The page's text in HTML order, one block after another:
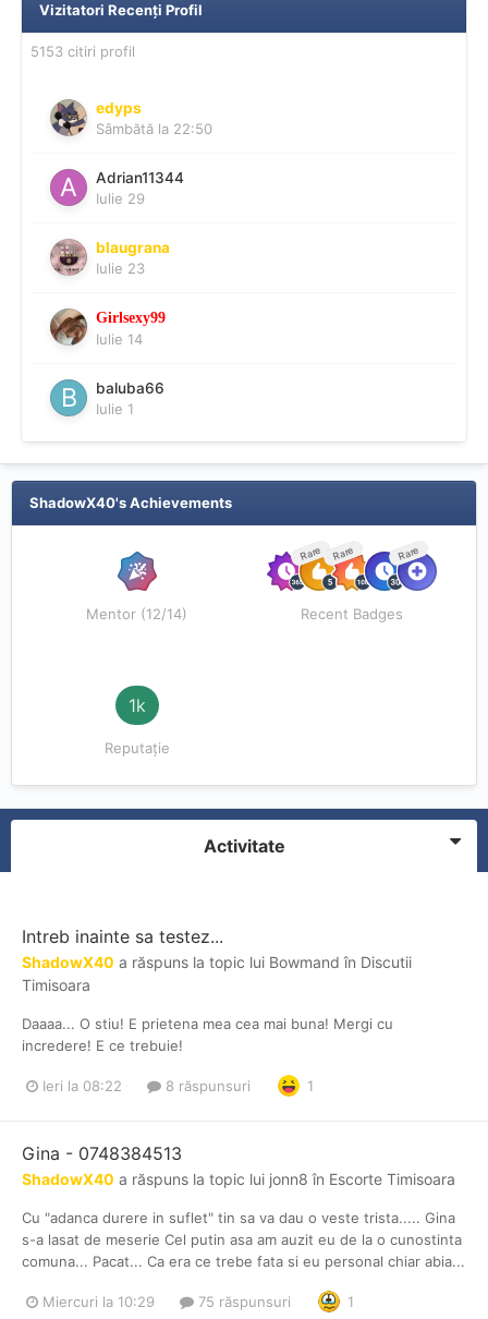
Vizitatori Recenți Profil
5153 citiri profil
edyps
Sâmbătă la 22:50
Adrian11344
Iulie 29
blaugrana
Iulie 23
Girlsexy99
Iulie 14
baluba66
Iulie 1
ShadowX40's Achievements
Mentor (12/14)
Rare Rare Rare
Recent Badges
1k
Reputație
Activitate
Intreb inainte sa testez...
ShadowX40 a răspuns la topic lui Bowmand în Discutii
Timisoara
Daaaa... O stiu! E prietena mea cea mai buna! Mergi cu
incredere! E ce trebuie!
Ieri la 08:22 8 răspunsuri 1
Gina - 0748384513
ShadowX40 a răspuns la topic lui jonn8 în Escorte Timisoara
Cu "adanca durere in suflet" tin sa va dau o veste trista..... Gina
s-a lasat de meserie Cel putin asa am auzit eu de la o cunostinta
comuna... Pacat... Ca era ce trebe fata si eu personal chiar abia...
Miercuri la 10:29 75 răspunsuri 1